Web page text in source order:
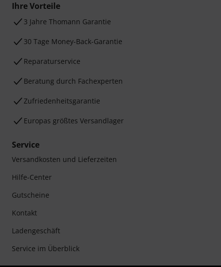
Ihre Vorteile
3 Jahre Thomann Garantie
30 Tage Money-Back-Garantie
Reparaturservice
Beratung durch Fachexperten
Zufriedenheitsgarantie
Europas größtes Versandlager
Service
Versandkosten und Lieferzeiten
Hilfe-Center
Gutscheine
Kontakt
Ladengeschäft
Service im Überblick